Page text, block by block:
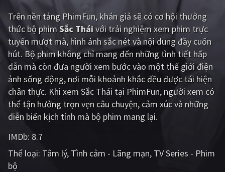
CẬP NHẬT
PHIM MỚI
PHIM BỘ
PHIM LẺ
PHIM CHIẾU RẠP
TUYỂN TẬP PHIM
BLOG
Trên nền tảng PhimFun, khán giả sẽ có cơ hội thưởng
thức bộ phimSắc Tháivới trải nghiệm xem phim trực
tuyến mượt mà, hình ảnh sắc nét và nội dung đầy cuốn
hút. Bộ phim không chỉ mang đến những tình tiết hấp
dẫn mà còn đưa người xem bước vào một thế giới điện
ảnh sống động, nơi mỗi khoảnh khắc đều được tái hiện
chân thực. Khi xem Sắc Thái tại PhimFun, người xem có
thể tận hưởng trọn vẹn câu chuyện, cảm xúc và những
diễn biến kịch tính mà bộ phim mang lại.
IMDb: 8.7
Thể loại: Tâm lý Tình cảm - Lãng mạn TV Series - Phim
bộ